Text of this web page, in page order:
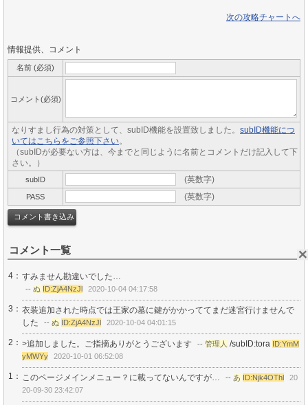
次の攻略チャートへ
情報提供、コメント
名前 (必須)
コメント(必須)
なりすまし行為の対策として、subID機能を設置致しました。 subID機能につ
いてはこちらをご参照下さい。
（subIDが必要ない方は、今までと同じように名前とコメントだけ記入して下
さい。）
subID (英数字)
PASS (英数字)
コメント一覧
4： すみません勘違いでした…
-- ぬ ID:ZjA4NzJl 2020-10-04 04:17:58
3： 衣装追加された時点では王家の墓に鍵がかかっててまだ迷宮行けませんで
した
-- ぬ ID:ZjA4NzJl 2020-10-04 04:01:15
2： >追加しました。ご指摘ありがとうございます -- 管理人 /subID:tora ID:YmM
yMWYy
2020-10-01 06:52:08
1： このページメインメニュー？に載ってないんですが… -- あ ID:Njk4OThl
20
20-09-30 23:42:07